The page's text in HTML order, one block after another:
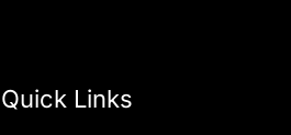
Quick Links